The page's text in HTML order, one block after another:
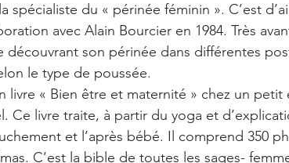
spécialiste du « périnée féminin ». C’est
avec Alain Bourcier en 1984. Très
découvrant son périnée dans différentes
le type de poussée.
livre « Bien être et maternité » chez un
Ce livre traite, à partir du yoga et
et l’après bébé. Il comprend 350
C’est la bible de toutes les sages-